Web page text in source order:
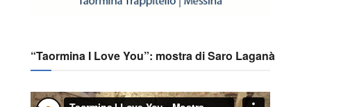
“Taormina I Love You”: mostra di Saro Laganà